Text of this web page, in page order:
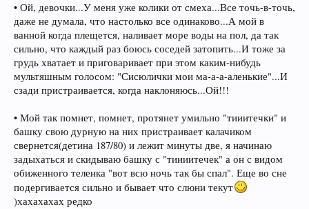
• Ой, девочки...У меня уже колики от смеха...Все точь-в-точь,
даже не думала, что настолько все одинаково...А мой в
ванной когда плещется, наливает море воды на пол, да так
сильно, что каждый раз боюсь соседей затопить...И тоже за
грудь хватает и приговаривает при этом каким-нибудь
мультяшным голосом: "Сисюлички мои ма-а-а-аленькие"...И
сзади пристраивается, когда наклоняюсь...Ой!!!
• Мой так помнет, помнет, протянет умильно "тииитечки" и
башку свою дурную на них пристраивает калачиком
свернется(детина 187/80) и лежит минуты две, я начинаю
задыхаться и скидываю башку с "тиииитечек" а он с видом
обиженного теленка "вот всю ночь так бы спал". Еще во сне
подергивается сильно и бывает что слюни текут
)хахахахах редко